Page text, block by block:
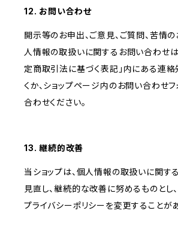
12. お問い合わせ
開示等のお申出、ご意見、ご質問、苦情
人情報の取扱いに関するお問い合わせは
定商取引法に基づく表記」内にある連
くか、ショップページ内のお問い合わせ
合わせください。
13. 継続的改善
当ショップは、個人情報の取扱いに関す
見直し、継続的な改善に努めるものとし
プライバシーポリシーを変更することがあ